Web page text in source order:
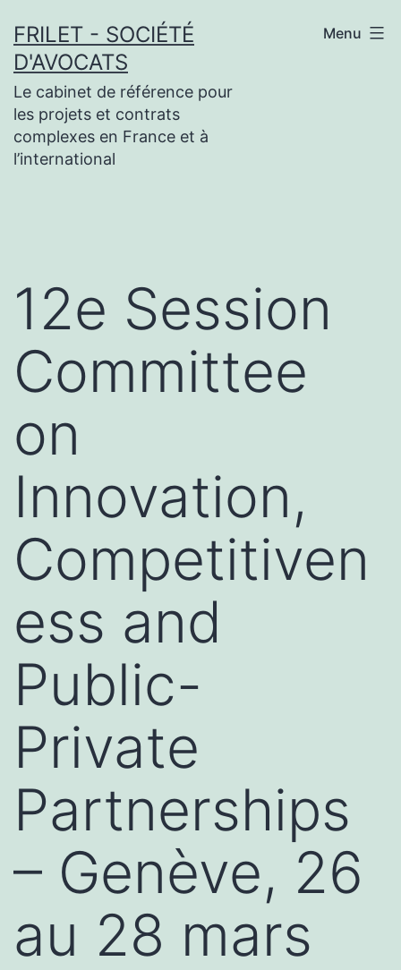
au
contenu
FRILET - SOCIÉTÉ
D'AVOCATS
Le cabinet de référence pour
les projets et contrats
complexes en France et à
l’international
Menu
12e Session
Committee
on
Innovation,
Competitiven
ess and
Public-
Private
Partnerships
– Genève, 26
au 28 mars